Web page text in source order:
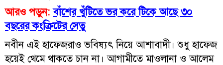
আরও পড়ুন: বাঁশের খুঁটিতে ভর করে টিকে আছে ৩০
বছরের কংক্রিটের সেতু
নবীন এই হাফেজরাও ভবিষ্যৎ নিয়ে আশাবাদী। শুধু হাফেজ
হয়েই থেমে থাকতে চান না। আগামীতে মাওলানা ও আলেম